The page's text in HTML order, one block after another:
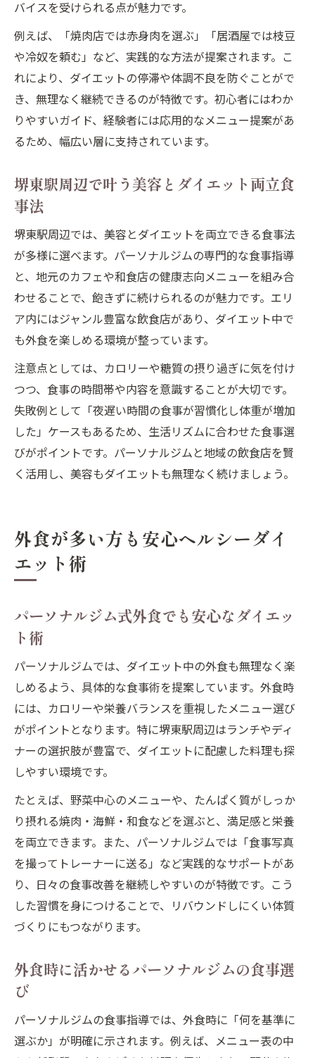
バイスを受けられる点が魅力です。
例えば、「焼肉店では赤身肉を選ぶ」「居酒屋では枝豆
や冷奴を頼む」など、実践的な方法が提案されます。こ
れにより、ダイエットの停滞や体調不良を防ぐことがで
き、無理なく継続できるのが特徴です。初心者にはわか
りやすいガイド、経験者には応用的なメニュー提案があ
るため、幅広い層に支持されています。
堺東駅周辺で叶う美容とダイエット両立食
事法
堺東駅周辺では、美容とダイエットを両立できる食事法
が多様に選べます。パーソナルジムの専門的な食事指導
と、地元のカフェや和食店の健康志向メニューを組み合
わせることで、飽きずに続けられるのが魅力です。エリ
ア内にはジャンル豊富な飲食店があり、ダイエット中で
も外食を楽しめる環境が整っています。
注意点としては、カロリーや糖質の摂り過ぎに気を付け
つつ、食事の時間帯や内容を意識することが大切です。
失敗例として「夜遅い時間の食事が習慣化し体重が増加
した」ケースもあるため、生活リズムに合わせた食事選
びがポイントです。パーソナルジムと地域の飲食店を賢
く活用し、美容もダイエットも無理なく続けましょう。
外食が多い方も安心ヘルシーダイ
エット術
パーソナルジム式外食でも安心なダイエッ
ト術
パーソナルジムでは、ダイエット中の外食も無理なく楽
しめるよう、具体的な食事術を提案しています。外食時
には、カロリーや栄養バランスを重視したメニュー選び
がポイントとなります。特に堺東駅周辺はランチやディ
ナーの選択肢が豊富で、ダイエットに配慮した料理も探
しやすい環境です。
たとえば、野菜中心のメニューや、たんぱく質がしっか
り摂れる焼肉・海鮮・和食などを選ぶと、満足感と栄養
を両立できます。また、パーソナルジムでは「食事写真
を撮ってトレーナーに送る」など実践的なサポートがあ
り、日々の食事改善を継続しやすいのが特徴です。こう
した習慣を身につけることで、リバウンドしにくい体質
づくりにもつながります。
外食時に活かせるパーソナルジムの食事選
び
パーソナルジムの食事指導では、外食時に「何を基準に
選ぶか」が明確に示されます。例えば、メニュー表の中